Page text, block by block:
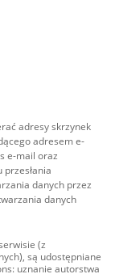
adresy skrzynek
adresem e-
e-mail oraz
danych przez
danych
(z
są udostępniane
uznanie autorstwa